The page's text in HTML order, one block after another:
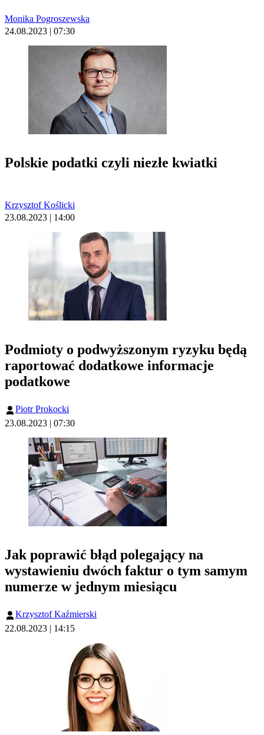
Monika Pogroszewska
24.08.2023 | 07:30
Polskie podatki czyli niezłe kwiatki
Krzysztof Koślicki
23.08.2023 | 14:00
Podmioty o podwyższonym ryzyku będą
raportować dodatkowe informacje
podatkowe
Piotr Prokocki
23.08.2023 | 07:30
Jak poprawić błąd polegający na
wystawieniu dwóch faktur o tym samym
numerze w jednym miesiącu
Krzysztof Kaźmierski
22.08.2023 | 14:15